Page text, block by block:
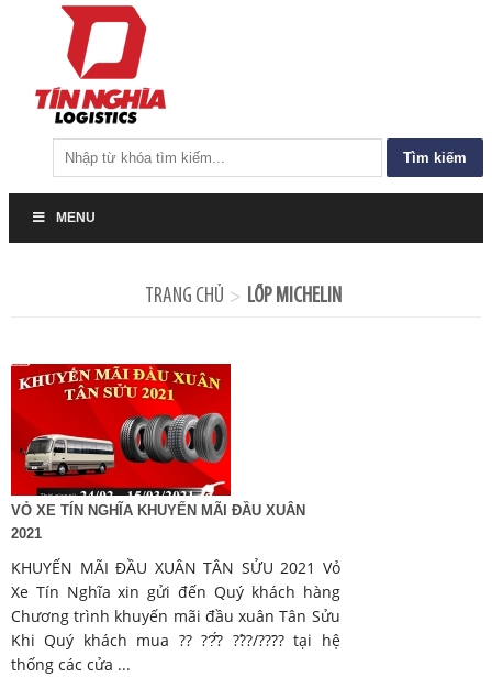
kiếm
MENU
TRANG CHỦ > LỐP MICHELIN
VỎ XE TÍN NGHĨA KHUYẾN MÃI ĐẦU XUÂN
2021
KHUYẾN MÃI ĐẦU XUÂN TÂN SỬU 2021 Vỏ
Xe Tín Nghĩa xin gửi đến Quý khách hàng
Chương trình khuyến mãi đầu xuân Tân Sửu
Khi Quý khách mua ?? ??̂́? ??̉?/???́? tại hệ
thống các cửa ...